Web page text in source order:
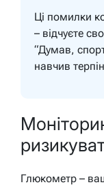
Ці помилки
– відчуєте
“Думав,
навчив
Глюкометр –